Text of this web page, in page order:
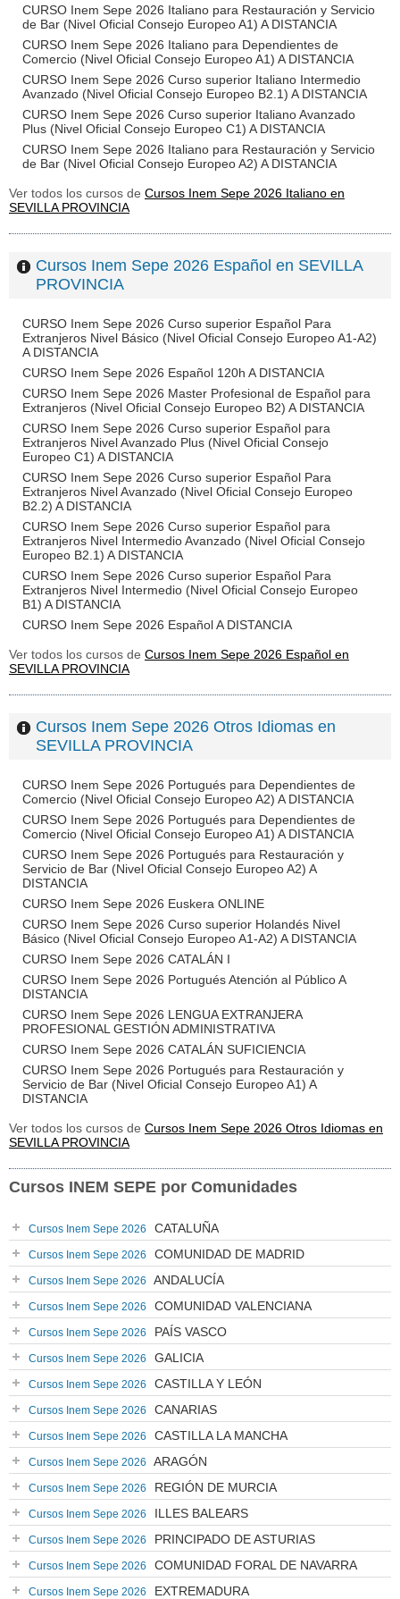
CURSO Inem Sepe 2026 Italiano para Restauración y Servicio
de Bar (Nivel Oficial Consejo Europeo A1) A DISTANCIA
CURSO Inem Sepe 2026 Italiano para Dependientes de
Comercio (Nivel Oficial Consejo Europeo A1) A DISTANCIA
CURSO Inem Sepe 2026 Curso superior Italiano Intermedio
Avanzado (Nivel Oficial Consejo Europeo B2.1) A DISTANCIA
CURSO Inem Sepe 2026 Curso superior Italiano Avanzado
Plus (Nivel Oficial Consejo Europeo C1) A DISTANCIA
CURSO Inem Sepe 2026 Italiano para Restauración y Servicio
de Bar (Nivel Oficial Consejo Europeo A2) A DISTANCIA
Ver todos los cursos de Cursos Inem Sepe 2026 Italiano en
SEVILLA PROVINCIA
Cursos Inem Sepe 2026 Español en SEVILLA
PROVINCIA
CURSO Inem Sepe 2026 Curso superior Español Para
Extranjeros Nivel Básico (Nivel Oficial Consejo Europeo A1-A2)
A DISTANCIA
CURSO Inem Sepe 2026 Español 120h A DISTANCIA
CURSO Inem Sepe 2026 Master Profesional de Español para
Extranjeros (Nivel Oficial Consejo Europeo B2) A DISTANCIA
CURSO Inem Sepe 2026 Curso superior Español para
Extranjeros Nivel Avanzado Plus (Nivel Oficial Consejo
Europeo C1) A DISTANCIA
CURSO Inem Sepe 2026 Curso superior Español Para
Extranjeros Nivel Avanzado (Nivel Oficial Consejo Europeo
B2.2) A DISTANCIA
CURSO Inem Sepe 2026 Curso superior Español para
Extranjeros Nivel Intermedio Avanzado (Nivel Oficial Consejo
Europeo B2.1) A DISTANCIA
CURSO Inem Sepe 2026 Curso superior Español Para
Extranjeros Nivel Intermedio (Nivel Oficial Consejo Europeo
B1) A DISTANCIA
CURSO Inem Sepe 2026 Español A DISTANCIA
Ver todos los cursos de Cursos Inem Sepe 2026 Español en
SEVILLA PROVINCIA
Cursos Inem Sepe 2026 Otros Idiomas en
SEVILLA PROVINCIA
CURSO Inem Sepe 2026 Portugués para Dependientes de
Comercio (Nivel Oficial Consejo Europeo A2) A DISTANCIA
CURSO Inem Sepe 2026 Portugués para Dependientes de
Comercio (Nivel Oficial Consejo Europeo A1) A DISTANCIA
CURSO Inem Sepe 2026 Portugués para Restauración y
Servicio de Bar (Nivel Oficial Consejo Europeo A2) A
DISTANCIA
CURSO Inem Sepe 2026 Euskera ONLINE
CURSO Inem Sepe 2026 Curso superior Holandés Nivel
Básico (Nivel Oficial Consejo Europeo A1-A2) A DISTANCIA
CURSO Inem Sepe 2026 CATALÁN I
CURSO Inem Sepe 2026 Portugués Atención al Público A
DISTANCIA
CURSO Inem Sepe 2026 LENGUA EXTRANJERA
PROFESIONAL GESTIÓN ADMINISTRATIVA
CURSO Inem Sepe 2026 CATALÁN SUFICIENCIA
CURSO Inem Sepe 2026 Portugués para Restauración y
Servicio de Bar (Nivel Oficial Consejo Europeo A1) A
DISTANCIA
Ver todos los cursos de Cursos Inem Sepe 2026 Otros Idiomas en
SEVILLA PROVINCIA
Cursos INEM SEPE por Comunidades
Cursos Inem Sepe 2026 CATALUÑA
Cursos Inem Sepe 2026 COMUNIDAD DE MADRID
Cursos Inem Sepe 2026 ANDALUCÍA
Cursos Inem Sepe 2026 COMUNIDAD VALENCIANA
Cursos Inem Sepe 2026 PAÍS VASCO
Cursos Inem Sepe 2026 GALICIA
Cursos Inem Sepe 2026 CASTILLA Y LEÓN
Cursos Inem Sepe 2026 CANARIAS
Cursos Inem Sepe 2026 CASTILLA LA MANCHA
Cursos Inem Sepe 2026 ARAGÓN
Cursos Inem Sepe 2026 REGIÓN DE MURCIA
Cursos Inem Sepe 2026 ILLES BALEARS
Cursos Inem Sepe 2026 PRINCIPADO DE ASTURIAS
Cursos Inem Sepe 2026 COMUNIDAD FORAL DE NAVARRA
Cursos Inem Sepe 2026 EXTREMADURA